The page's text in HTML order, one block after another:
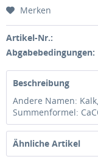
Merken
Artikel-Nr.:
Abgabebedingungen:
Beschreibung
Andere Namen:
Summenformel:
Ähnliche Artikel